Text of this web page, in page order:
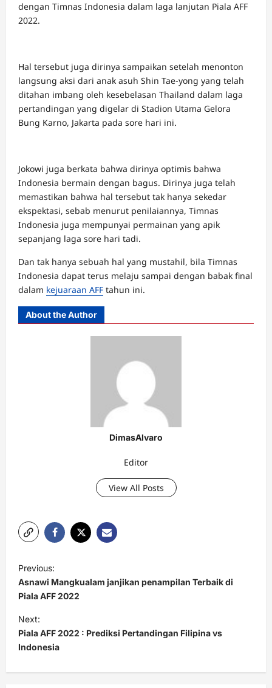
dengan Timnas Indonesia dalam laga lanjutan Piala AFF
2022.
Hal tersebut juga dirinya sampaikan setelah menonton
langsung aksi dari anak asuh Shin Tae-yong yang telah
ditahan imbang oleh kesebelasan Thailand dalam laga
pertandingan yang digelar di Stadion Utama Gelora
Bung Karno, Jakarta pada sore hari ini.
Jokowi juga berkata bahwa dirinya optimis bahwa
Indonesia bermain dengan bagus. Dirinya juga telah
memastikan bahwa hal tersebut tak hanya sekedar
ekspektasi, sebab menurut penilaiannya, Timnas
Indonesia juga mempunyai permainan yang apik
sepanjang laga sore hari tadi.
Dan tak hanya sebuah hal yang mustahil, bila Timnas
Indonesia dapat terus melaju sampai dengan babak final
dalam kejuaraan AFF tahun ini.
About the Author
DimasAlvaro
Editor
View All Posts
o
s
t
n
a
v
Previous:
Asnawi Mangkualam janjikan penampilan Terbaik di
Piala AFF 2022
Next:
Piala AFF 2022 : Prediksi Pertandingan Filipina vs
Indonesia